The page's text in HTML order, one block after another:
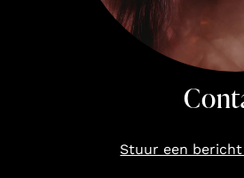
Stuur een